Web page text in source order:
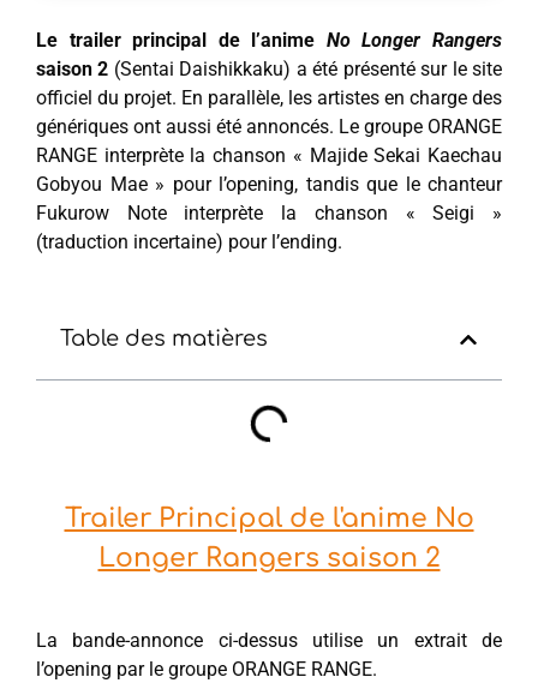
Le trailer principal de l’anime No Longer Rangers
saison 2 (Sentai Daishikkaku) a été présenté sur le site
officiel du projet. En parallèle, les artistes en charge des
génériques ont aussi été annoncés. Le groupe ORANGE
RANGE interprète la chanson « Majide Sekai Kaechau
Gobyou Mae » pour l’opening, tandis que le chanteur
Fukurow Note interprète la chanson « Seigi »
(traduction incertaine) pour l’ending.
Table des matières
Trailer Principal de l'anime No
Longer Rangers saison 2
La bande-annonce ci-dessus utilise un extrait de
l’opening par le groupe ORANGE RANGE.